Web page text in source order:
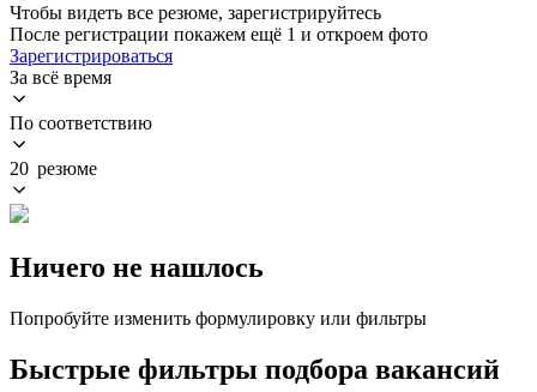
Чтобы видеть все резюме, зарегистрируйтесь
После регистрации покажем ещё 1 и откроем фото
Зарегистрироваться
За всё время
По соответствию
20 резюме
Ничего не нашлось
Попробуйте изменить формулировку или фильтры
Быстрые фильтры подбора вакансий